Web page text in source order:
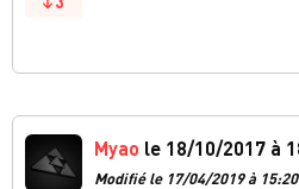
Myao le 18/10/2017 à
Modifié le 17/04/2019 à 15:20